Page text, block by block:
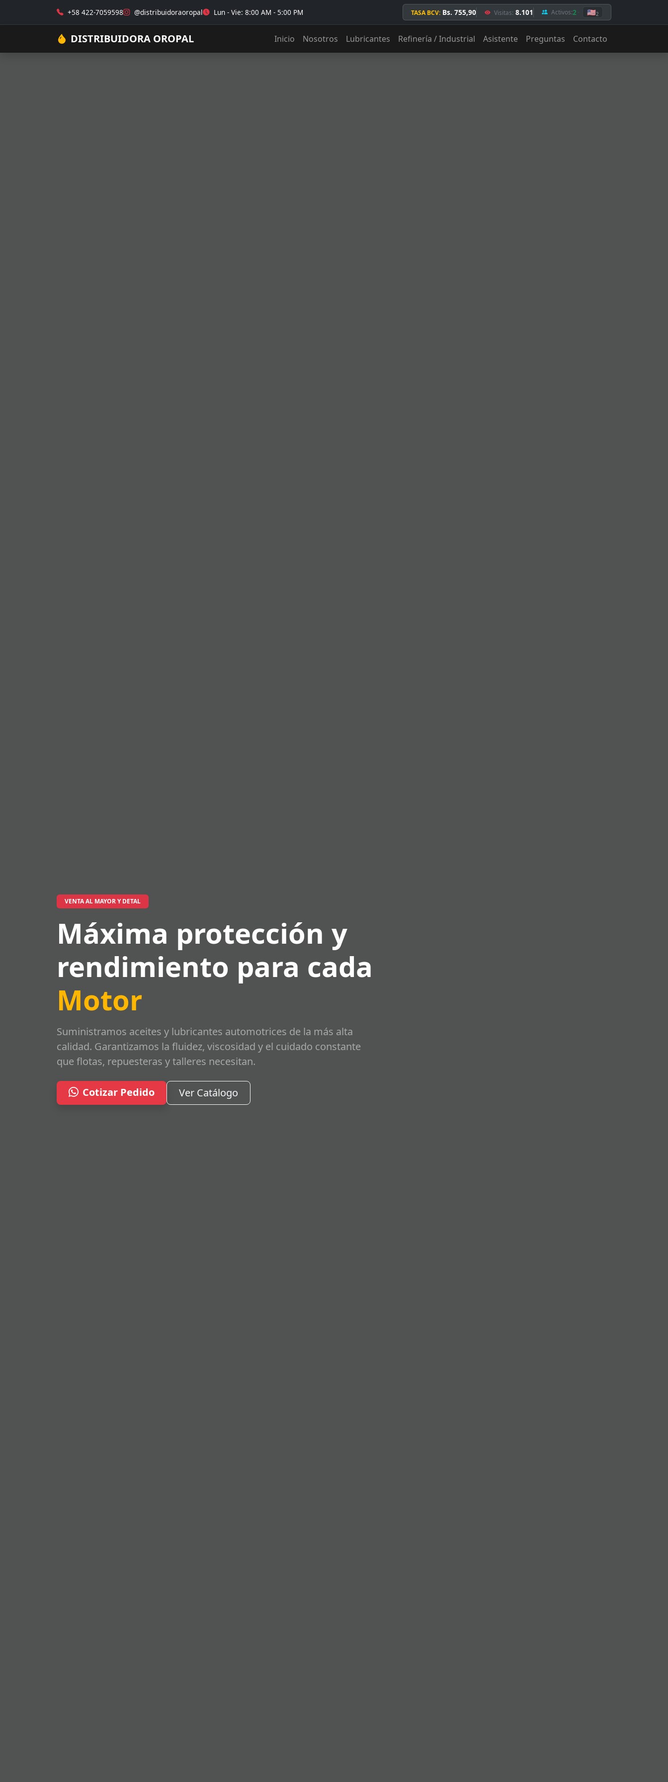
+58 422-7059598 @distribuidoraoropal Lun - Vie: 8:00 AM - 5:00 PM TASA BCV: Bs. 755,90 Visitas: 8.101 Activos:2 🇺🇸2
DISTRIBUIDORA OROPAL Inicio Nosotros Lubricantes Refinería / Industrial Asistente Preguntas Contacto
VENTA AL MAYOR Y DETAL
Máxima protección y
rendimiento para cada
Motor
Suministramos aceites y lubricantes automotrices de la más alta
calidad. Garantizamos la fluidez, viscosidad y el cuidado constante
que flotas, repuesteras y talleres necesitan.
Cotizar Pedido Ver Catálogo